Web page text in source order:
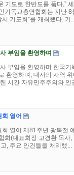
기도로 한반도를 품다,”
기독교총연합회는 지난
기도회”를 개최했다. 기
부임을 환영하며
부임을 환영하며 한국
환영하며, 대사의 사역
시간 자유민주주의와 인
열어
열어 제81주년 광복절
회(대표회장 고경환 목
, 주요 안건들을 처리했...